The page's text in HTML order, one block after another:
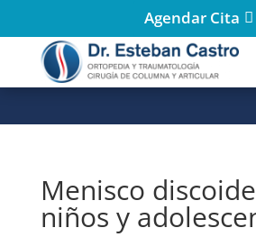
Agendar Cita
Menisco
niños y